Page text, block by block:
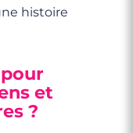
histoire
et
?